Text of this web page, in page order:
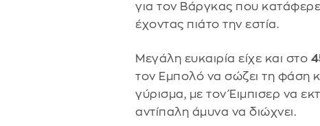
για τον Βάργκας που
έχοντας πιάτο την εστία.
Μεγάλη ευκαιρία είχε και στο
τον Εμπολό να σώζει τη φάση
γύρισμα, με τον Έιμπισερ να
αντίπαλη άμυνα να διώχνει.